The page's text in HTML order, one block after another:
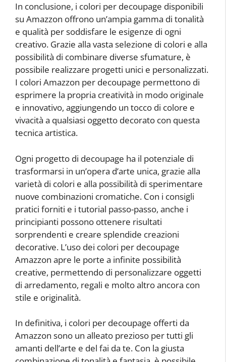
In conclusione, i colori per decoupage disponibili
su Amazzon offrono un’ampia gamma di tonalità
e qualità per soddisfare le esigenze di ogni
creativo. Grazie alla vasta selezione di colori e alla
possibilità di combinare diverse sfumature, è
possibile realizzare progetti unici e personalizzati.
I colori Amazzon per decoupage permettono di
esprimere la propria creatività in modo originale
e innovativo, aggiungendo un tocco di colore e
vivacità a qualsiasi oggetto decorato con questa
tecnica artistica.
Ogni progetto di decoupage ha il potenziale di
trasformarsi in un’opera d’arte unica, grazie alla
varietà di colori e alla possibilità di sperimentare
nuove combinazioni cromatiche. Con i consigli
pratici forniti e i tutorial passo-passo, anche i
principianti possono ottenere risultati
sorprendenti e creare splendide creazioni
decorative. L’uso dei colori per decoupage
Amazzon apre le porte a infinite possibilità
creative, permettendo di personalizzare oggetti
di arredamento, regali e molto altro ancora con
stile e originalità.
In definitiva, i colori per decoupage offerti da
Amazzon sono un alleato prezioso per tutti gli
amanti dell’arte e del fai da te. Con la giusta